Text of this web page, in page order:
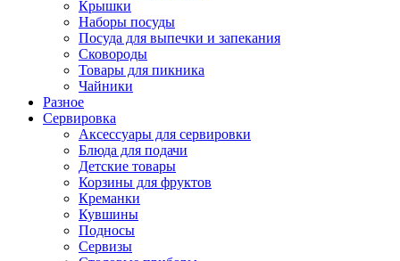
Крышки
Наборы посуды
Посуда для выпечки и запекания
Сковороды
Товары для пикника
Чайники
Разное
Сервировка
Аксессуары для сервировки
Блюда для подачи
Детские товары
Корзины для фруктов
Креманки
Кувшины
Подносы
Сервизы